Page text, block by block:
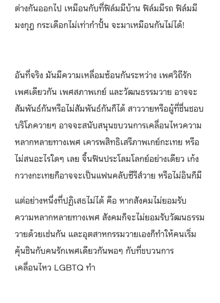
ต่างกันออกไป เหมือนกับที่ฟิล์มมีบ้าน ฟิล์มมีรถ ฟิล์มมี
มงกุฎ กระเดือกไม่เท่ากำปั้น จะมาเหมือนกันไม่ได้!
อันที่จริง มันมีความเหลื่อมซ้อนกันระหว่าง เพศวิถีรัก
เพศเดียวกัน เพศสภาพเกย์ และวัฒนธรรมวาย อาจจะ
สัมพันธ์กันหรือไม่สัมพันธ์กันก็ได้ สาววายหรือผู้ที่ชื่นชอบ
บริโภควายๆ อาจจะสนับสนุนขบวนการเคลื่อนไหวความ
หลากหลายทางเพศ เคารพสิทธิเสรีภาพเกย์กะเทย หรือ
ไม่สนอะไรใดๆ เลย จิ้นฟินประโลมโลกย์อย่างเดียว เก้ง
กวางกะเทยก็อาจจะเป็นแฟนคลับซีรีส์วาย หรือไม่อินก็มี
แต่อย่างหนึ่งที่ปฏิเสธไม่ได้ คือ หากสังคมไม่ยอมรับ
ความหลากหลายทางเพศ สังคมก็จะไม่ยอมรับวัฒนธรรม
วายด้วยเช่นกัน และอุตสาหกรรมวายเองก็ทำให้คนเริ่ม
คุ้นชินกับคนรักเพศเดียวกันพอๆ กับที่ขบวนการ
เคลื่อนไหว LGBTQ ทำ